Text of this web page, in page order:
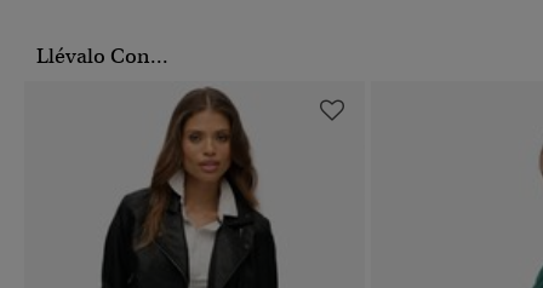
Llévalo Con...